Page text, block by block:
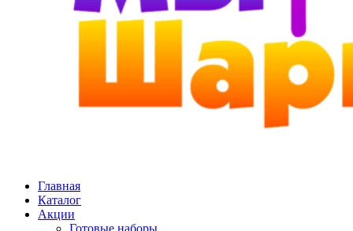
Главная
Каталог
Акции
Готовые наборы